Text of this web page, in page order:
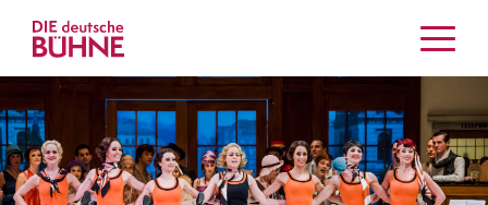
Kritiken
Schauspiel
Musiktheater
Tanz